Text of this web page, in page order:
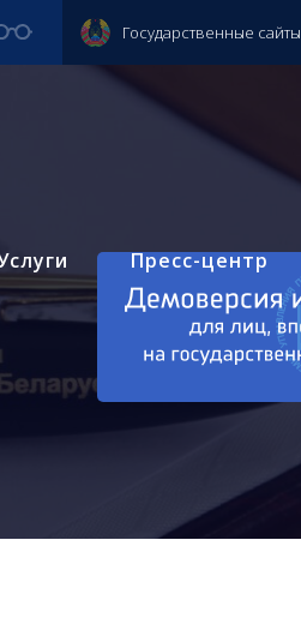
Пресс-центр
Государственные сайты